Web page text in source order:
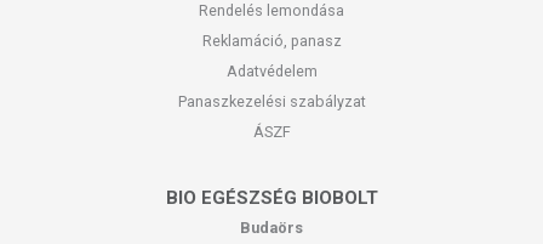
Rendelés lemondása
Reklamáció, panasz
Adatvédelem
Panaszkezelési szabályzat
ÁSZF
BIO EGÉSZSÉG BIOBOLT
Budaörs